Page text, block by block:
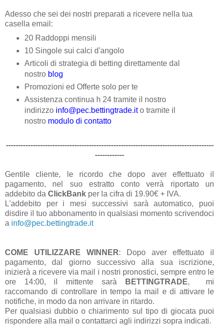
Adesso che sei dei nostri preparati a ricevere nella tua
casella email:
20 Raddoppi mensili
10 Singole sui calci d'angolo
Articoli di strategia di betting direttamente dal
nostro blog
Promozioni ed Offerte solo per te
Assistenza continua h 24 tramite il nostro
indirizzo info@pec.bettingtrade.ito tramite il
nostro modulo di contatto
-------------------------------------------------------------------------------------
------------
Gentile cliente, le ricordo che dopo aver effettuato il
pagamento, nel suo estratto conto verrà riportato un
addebito da ClickBank per la cifra di 19.90€ + IVA.
L'addebito per i mesi successivi sarà automatico, puoi
disdire il tuo abbonamento in qualsiasi momento scrivendoci
a info@pec.bettingtrade.it
COME UTILIZZARE WINNER: Dopo aver effettuato il
pagamento, dal giorno successivo alla sua iscrizione,
inizierà a ricevere via mail i nostri pronostici, sempre entro le
ore 14:00, il mittente sarà
BETTINGTRADE, mi
raccomando di controllare in tempo la mail e di attivare le
notifiche, in modo da non arrivare in ritardo.
Per qualsiasi dubbio o chiarimento sul tipo di giocata puoi
rispondere alla mail o contattarci agli indirizzi sopra indicati.